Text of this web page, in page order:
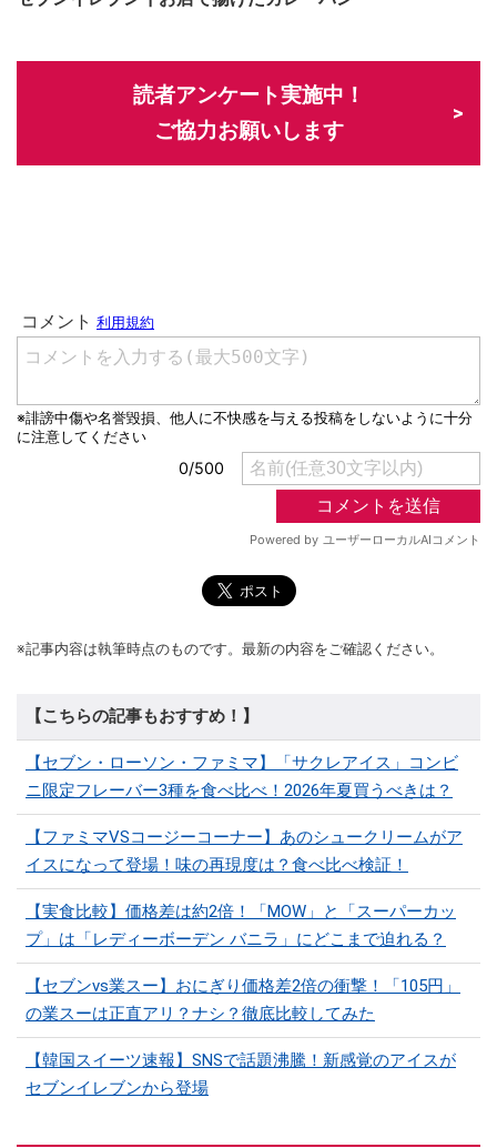
読者アンケート実施中！
ご協力お願いします
※記事内容は執筆時点のものです。最新の内容をご確認ください。
【こちらの記事もおすすめ！】
【セブン・ローソン・ファミマ】「サクレアイス」コンビ
ニ限定フレーバー3種を食べ比べ！2026年夏買うべきは？
【ファミマVSコージーコーナー】あのシュークリームがア
イスになって登場！味の再現度は？食べ比べ検証！
【実食比較】価格差は約2倍！「MOW」と「スーパーカッ
プ」は「レディーボーデン バニラ」にどこまで迫れる？
【セブンvs業スー】おにぎり価格差2倍の衝撃！「105円」
の業スーは正直アリ？ナシ？徹底比較してみた
【韓国スイーツ速報】SNSで話題沸騰！新感覚のアイスが
セブンイレブンから登場